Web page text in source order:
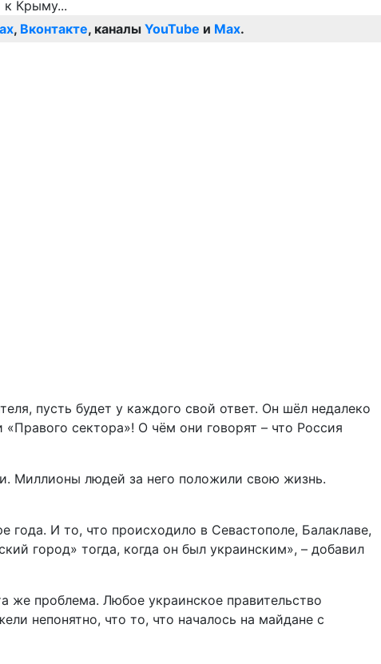
, Вконтакте, каналы YouTube и Max.
пусть будет у каждого свой ответ. Он шёл недалеко
сектора»! О чём они говорят – что Россия
Миллионы людей за него положили свою жизнь.
года. И то, что происходило в Севастополе, Балаклаве,
город» тогда, когда он был украинским», – добавил
же проблема. Любое украинское правительство
непонятно, что то, что началось на майдане с